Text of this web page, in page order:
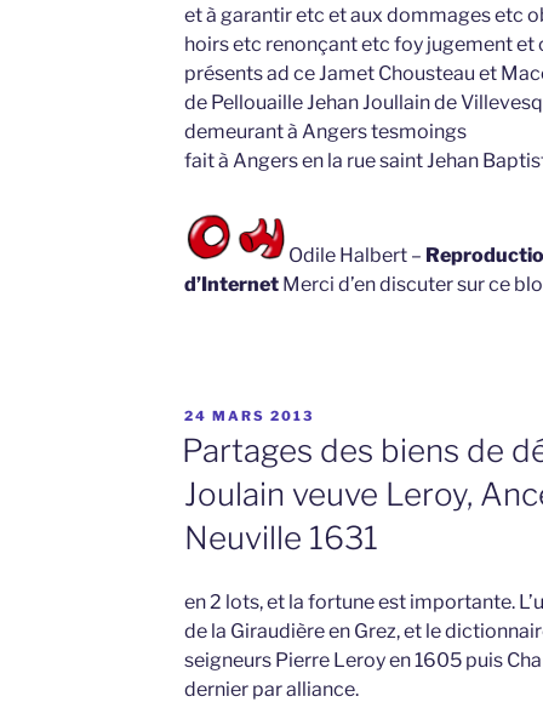
et à garantir etc et aux dommages etc
hoirs etc renonçant etc foy jugement
présents ad ce Jamet Chousteau et
de Pellouaille Jehan Joullain de
demeurant à Angers tesmoings
fait à Angers en la rue saint Jehan
Odile Halbert –
d’Internet Merci d’en discuter sur ce
PUBLIÉ
LE
24 MARS 2013
Partages des biens de
Joulain veuve Leroy,
Neuville 1631
en 2 lots, et la fortune est importante.
de la Giraudière en Grez, et le
seigneurs Pierre Leroy en 1605 puis
dernier par alliance.